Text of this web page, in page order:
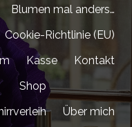
Blumen mal anders…
Cookie-Richtlinie (EU)
Kasse Kontakt
Shop
Über mich